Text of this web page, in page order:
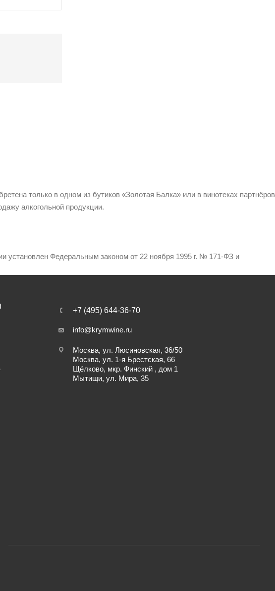
только в одном из бутиков «Золотая Балка» или в винотеках партнёров
алкогольной продукции.
установлен Федеральным законом от 22 ноября 1995 г. № 171-ФЗ и
+7 (495) 644-36-70
info@krymwine.ru
Москва, ул. Люсиновская, 36/50
Москва, ул. 1-я Брестская, 66
Щёлково, мкр. Финский , дом 1
Мытищи, ул. Мира, 35